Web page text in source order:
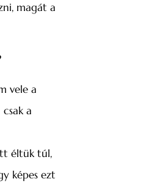
magát a
vele a
a
éltük túl,
képes ezt